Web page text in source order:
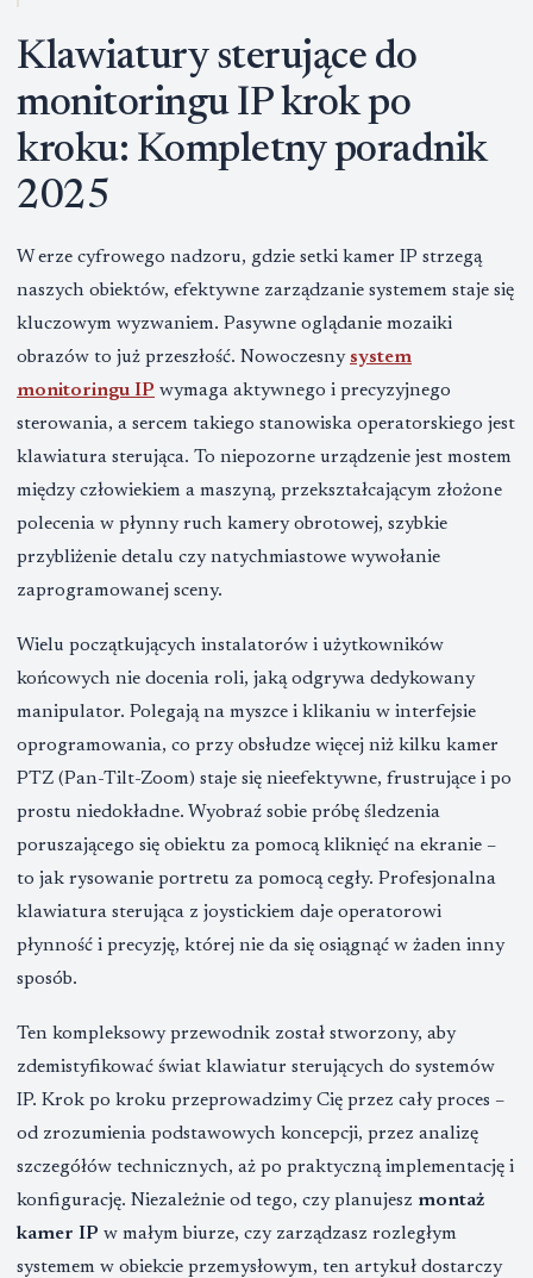
Klawiatury sterujące do
monitoringu IP krok po
kroku: Kompletny poradnik
2025
W erze cyfrowego nadzoru, gdzie setki kamer IP strzegą
naszych obiektów, efektywne zarządzanie systemem staje się
kluczowym wyzwaniem. Pasywne oglądanie mozaiki
obrazów to już przeszłość. Nowoczesny system
monitoringu IP wymaga aktywnego i precyzyjnego
sterowania, a sercem takiego stanowiska operatorskiego jest
klawiatura sterująca. To niepozorne urządzenie jest mostem
między człowiekiem a maszyną, przekształcającym złożone
polecenia w płynny ruch kamery obrotowej, szybkie
przybliżenie detalu czy natychmiastowe wywołanie
zaprogramowanej sceny.
Wielu początkujących instalatorów i użytkowników
końcowych nie docenia roli, jaką odgrywa dedykowany
manipulator. Polegają na myszce i klikaniu w interfejsie
oprogramowania, co przy obsłudze więcej niż kilku kamer
PTZ (Pan-Tilt-Zoom) staje się nieefektywne, frustrujące i po
prostu niedokładne. Wyobraź sobie próbę śledzenia
poruszającego się obiektu za pomocą kliknięć na ekranie –
to jak rysowanie portretu za pomocą cegły. Profesjonalna
klawiatura sterująca z joystickiem daje operatorowi
płynność i precyzję, której nie da się osiągnąć w żaden inny
sposób.
Ten kompleksowy przewodnik został stworzony, aby
zdemistyfikować świat klawiatur sterujących do systemów
IP. Krok po kroku przeprowadzimy Cię przez cały proces –
od zrozumienia podstawowych koncepcji, przez analizę
szczegółów technicznych, aż po praktyczną implementację i
konfigurację. Niezależnie od tego, czy planujesz montaż
kamer IP w małym biurze, czy zarządzasz rozległym
systemem w obiekcie przemysłowym, ten artykuł dostarczy